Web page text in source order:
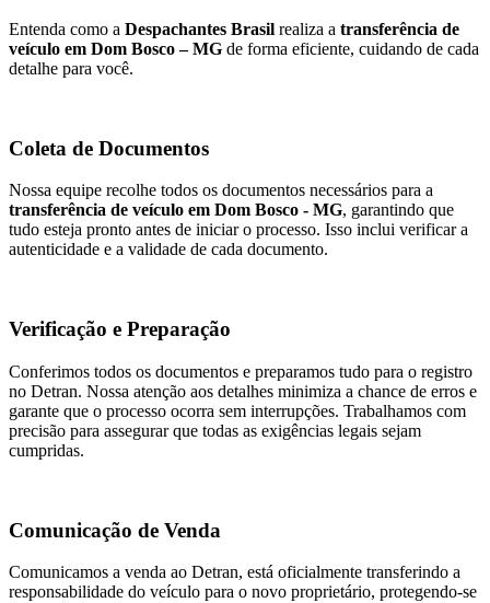
Entenda como a Despachantes Brasil realiza a transferência de
veículo em Dom Bosco – MG de forma eficiente, cuidando de cada
detalhe para você.
Coleta de Documentos
Nossa equipe recolhe todos os documentos necessários para a
transferência de veículo em Dom Bosco - MG, garantindo que
tudo esteja pronto antes de iniciar o processo. Isso inclui verificar a
autenticidade e a validade de cada documento.
Verificação e Preparação
Conferimos todos os documentos e preparamos tudo para o registro
no Detran. Nossa atenção aos detalhes minimiza a chance de erros e
garante que o processo ocorra sem interrupções. Trabalhamos com
precisão para assegurar que todas as exigências legais sejam
cumpridas.
Comunicação de Venda
Comunicamos a venda ao Detran, está oficialmente transferindo a
responsabilidade do veículo para o novo proprietário, protegendo-se